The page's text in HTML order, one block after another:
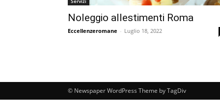
Noleggio allestimenti Roma
Eccellenzeromane - Luglio 18, 2022
© Newspaper WordPress Theme by TagDiv